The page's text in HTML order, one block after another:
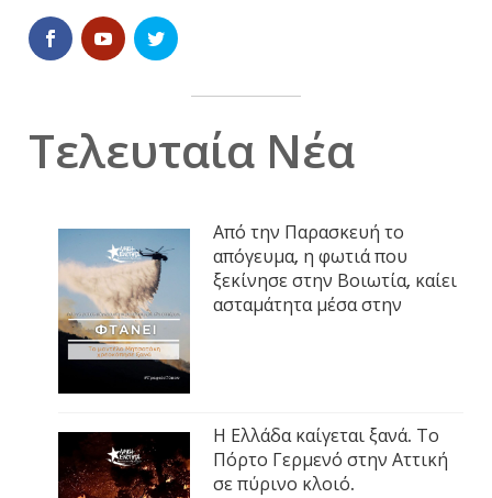
Τελευταία Νέα
Από την Παρασκευή το
απόγευμα, η φωτιά που
ξεκίνησε στην Βοιωτία, καίει
ασταμάτητα μέσα στην
Η Ελλάδα καίγεται ξανά. Το
Πόρτο Γερμενό στην Αττική
σε πύρινο κλοιό.